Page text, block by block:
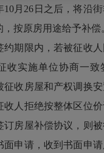
26日之后，将沿街
按原房用途给予补偿
期限内，若被征收人
收实施单位协商一致
征收房屋和产权调换
收人拒绝按整体区位
订房屋补偿协议，则
面申请，收到书面申